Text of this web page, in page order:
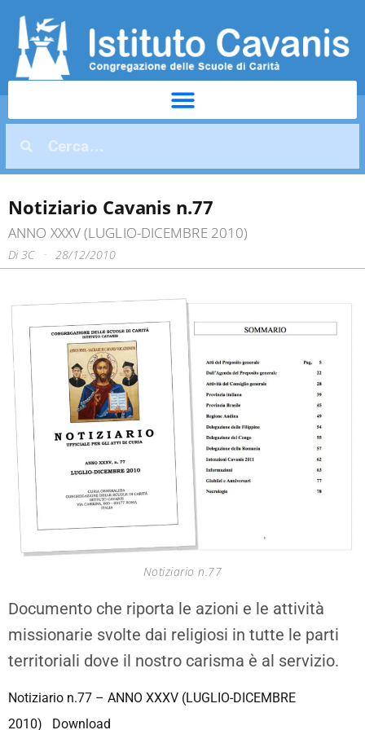
Notiziario Cavanis n.77
ANNO XXXV (LUGLIO-DICEMBRE 2010)
Di 3C 28/12/2010
Notiziario n.77
Documento che riporta le azioni e le attività
missionarie svolte dai religiosi in tutte le parti
territoriali dove il nostro carisma è al servizio.
Notiziario n.77 – ANNO XXXV (LUGLIO-DICEMBRE
2010)
Download